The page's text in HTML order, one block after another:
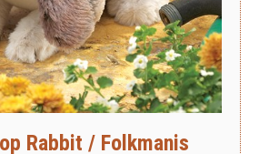
Rabbit / Folkmanis